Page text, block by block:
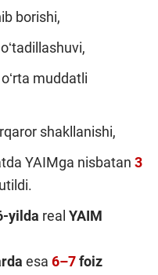
borishi,
muddatli
shakllanishi,
YAIMga nisbatan 3
yilda real YAIM
esa 6–7foiz